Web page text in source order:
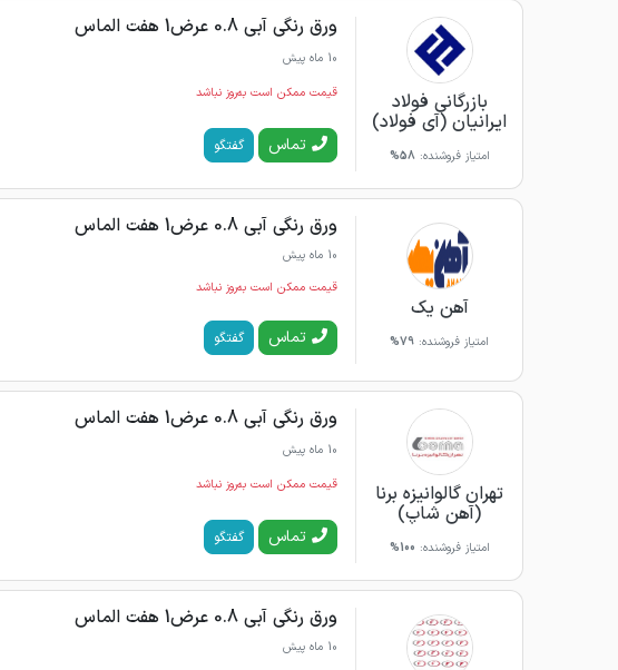
بازرگانی فولاد
ایرانیان (آی فولاد)
امتیاز فروشنده: 58%
ورق رنگی آبی 0.8 عرض1 هفت الماس
10 ماه پیش
قیمت ممکن است به‌روز نباشد
تماس گفتگو
آهن یک
امتیاز فروشنده: 79%
ورق رنگی آبی 0.8 عرض1 هفت الماس
10 ماه پیش
قیمت ممکن است به‌روز نباشد
تماس گفتگو
تهران گالوانیزه برنا
(آهن شاپ)
امتیاز فروشنده: 100%
ورق رنگی آبی 0.8 عرض1 هفت الماس
10 ماه پیش
قیمت ممکن است به‌روز نباشد
تماس گفتگو
ورق رنگی آبی 0.8 عرض1 هفت الماس
10 ماه پیش